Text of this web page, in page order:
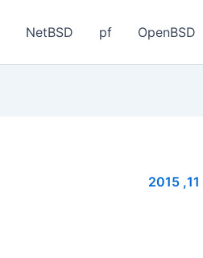
OpenBSD
pf
NetBSD